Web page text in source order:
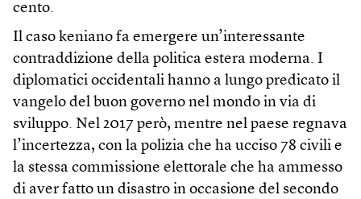
cento.
Il caso keniano fa emergere un’interessante
contraddizione della politica estera moderna. I
diplomatici occidentali hanno a lungo predicato il
vangelo del buon governo nel mondo in via di
sviluppo. Nel 2017 però, mentre nel paese regnava
l’incertezza, con la polizia che ha ucciso 78 civili e
la stessa commissione elettorale che ha ammesso
di aver fatto un disastro in occasione del secondo